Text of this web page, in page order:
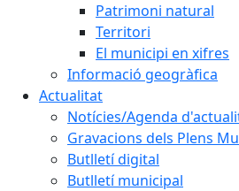
Patrimoni natural
Territori
El municipi en xifres
Informació geogràfica
Actualitat
Notícies/Agenda
Gravacions dels Plens
Butlletí digital
Butlletí municipal